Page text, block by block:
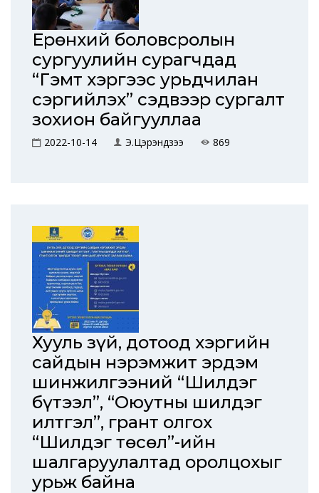
Ерөнхий боловсролын
сургуулийн сурагчдад
“Гэмт хэргээс урьдчилан
сэргийлэх” сэдвээр сургалт
зохион байгууллаа
2022-10-14 Э.Цэрэндүзээ 869
Хууль зүй, дотоод хэргийн
сайдын нэрэмжит эрдэм
шинжилгээний “Шилдэг
бүтээл”, “Оюутны шилдэг
илтгэл”, грант олгох
“Шилдэг төсөл”-ийн
шалгаруулалтад оролцохыг
урьж байна